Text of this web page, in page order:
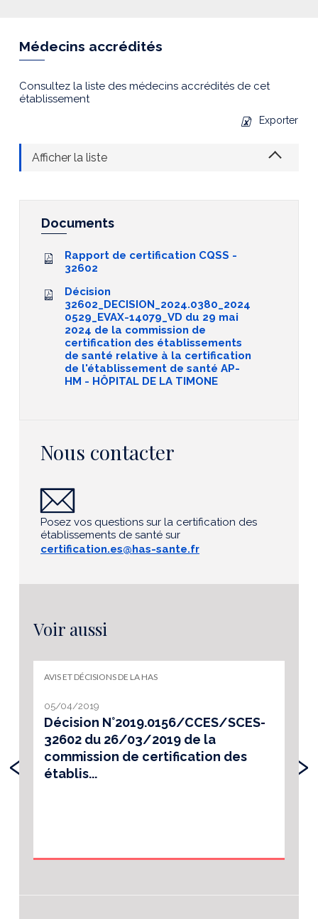
Médecins accrédités
Consultez la liste des médecins accrédités de cet
établissement
Exporter
Afficher la liste
Documents
Rapport de certification CQSS -
32602
Décision
32602_DECISION_2024.0380_2024
0529_EVAX-14079_VD du 29 mai
2024 de la commission de
certification des établissements
de santé relative à la certification
de l'établissement de santé AP-
HM - HÔPITAL DE LA TIMONE
Nous contacter
Posez vos questions sur la certification des
établissements de santé sur
certification.es@has-sante.fr
Voir aussi
AVIS ET DÉCISIONS DE LA HAS
05/04/2019
Décision N°2019.0156/CCES/SCES-
32602 du 26/03/2019 de la
commission de certification des
établis...
‹ ›